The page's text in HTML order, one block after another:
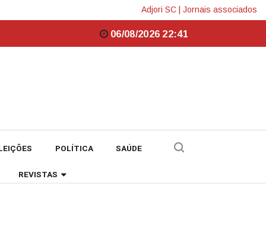
Adjori SC Jornais associados
06/08/2026 22:41
POLÍTICA SAÚDE
REVISTAS